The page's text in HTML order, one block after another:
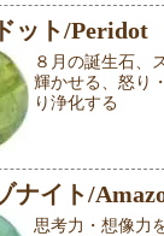
ット/Peridot
８月の誕生石、
輝かせる、怒り
り浄化する
ナイト/
思考力・想像力